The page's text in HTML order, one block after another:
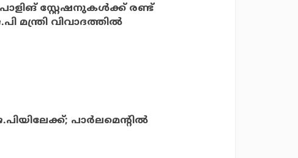
സ്റ്റേഷനുകള്‍ക്ക് രണ്ട്
മന്ത്രി വിവാദത്തില്‍
പാര്‍ലമെന്റില്‍